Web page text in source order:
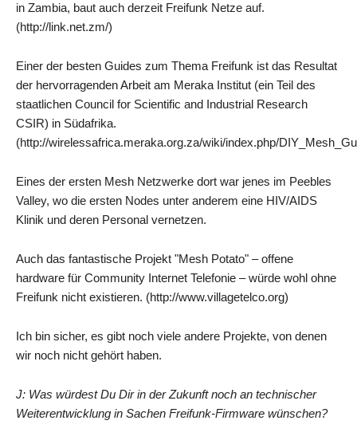
in Zambia, baut auch derzeit Freifunk Netze auf.
(http://link.net.zm/)
Einer der besten Guides zum Thema Freifunk ist das Resultat
der hervorragenden Arbeit am Meraka Institut (ein Teil des
staatlichen Council for Scientific and Industrial Research
CSIR) in Südafrika.
(http://wirelessafrica.meraka.org.za/wiki/index.php/
Eines der ersten Mesh Netzwerke dort war jenes im Peebles
Valley, wo die ersten Nodes unter anderem eine HIV/AIDS
Klinik und deren Personal vernetzen.
Auch das fantastische Projekt "Mesh Potato" – offene
hardware für Community Internet Telefonie – würde wohl ohne
Freifunk nicht existieren. (http://www.villagetelco.org)
Ich bin sicher, es gibt noch viele andere Projekte, von denen
wir noch nicht gehört haben.
J: Was würdest Du Dir in der Zukunft noch an technischer
Weiterentwicklung in Sachen Freifunk-Firmware wünschen?